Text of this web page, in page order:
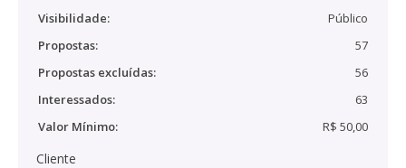
Visibilidade:
Público
Propostas:
57
Propostas excluídas:
56
Interessados:
63
Valor Mínimo:
R$ 50,00
Cliente